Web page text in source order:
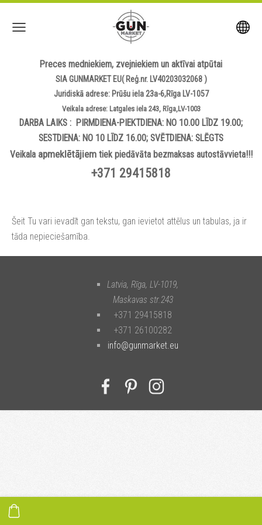
Preces medniekiem, zvejniekiem un aktīvai atpūtai
SIA GUNMARKET EU( Reģ.nr. LV40203032068 )
Juridiskā adrese: Prūšu iela 23a-6,Rīga LV-1057
Veikala adrese: Latgales iela 243, Rīga,LV-1003
DARBA LAIKS : PIRMDIENA-PIEKTDIENA: NO 10.00 LĪDZ 19.00;
SESTDIENA: NO 10 LĪDZ 16.00; SVĒTDIENA: SLĒGTS
Veikala apmeklētājiemtiek piedāvāta bezmaksas autostāvvieta!!!
+371 29415818
Šeit Tu vari ievadīt gan tekstu, gan ievietot attēlus un tabulas, ja ir
tāda nepieciešamība.
Latvia, Rīga, LV-1019,
Maskavas str.243
+371 29415818
+371 26100282
info@gunmarket.eu